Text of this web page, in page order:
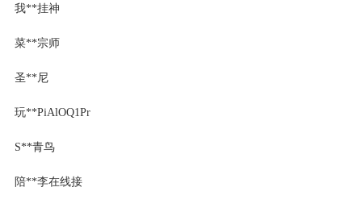
我**挂神
菜**宗师
圣**尼
玩**PiAlOQ1Pr
S**青鸟
陪**李在线接